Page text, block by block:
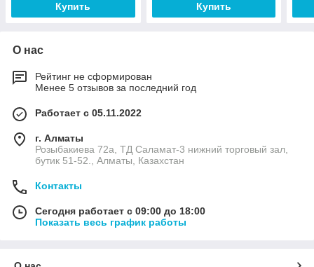
Купить Купить
О нас
Рейтинг не сформирован
Менее 5 отзывов за последний год
Работает с 05.11.2022
г. Алматы
Розыбакиева 72а, ТД Саламат-3 нижний торговый зал,
бутик 51-52., Алматы, Казахстан
Контакты
Сегодня работает с 09:00 до 18:00
Показать весь график работы